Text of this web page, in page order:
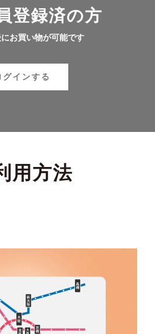
登録済の方
お買い物が可能です
グインする
用方法